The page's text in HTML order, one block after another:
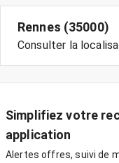
Rennes (35000)
Consulter la
Simplifiez votre
application
Alertes offres, suivi de